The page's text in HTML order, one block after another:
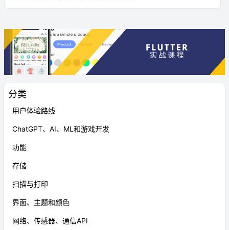
分类
用户体验路线
ChatGPT、AI、ML和游戏开发
功能
存储
扫描与打印
界面、主题和颜色
网络、传感器、通信API